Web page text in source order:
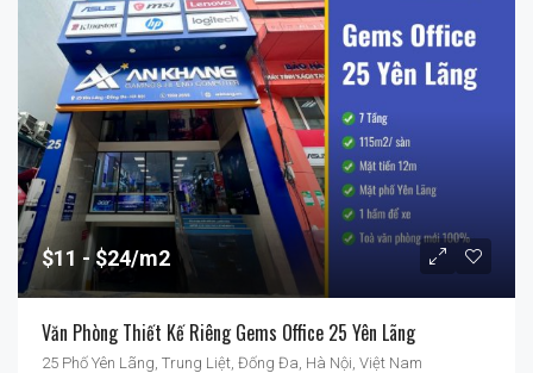
$11 $24/m2
Văn Phòng Thiết Kế Riêng Gems Office 25 Yên Lãng
25 Phố Yên Lãng, Trung Liệt, Đống Đa, Hà Nội, Việt Nam